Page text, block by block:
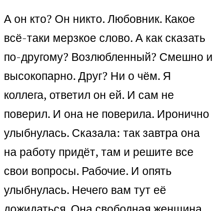
А он кто? Он никто. Любовник. Какое
всё-таки мерзкое слово. А как сказать
по-другому? Возлюбленный? Смешно и
высокопарно. Друг? Ни о чём. Я
коллега, ответил он ей. И сам не
поверил. И она не поверила. Иронично
улыбнулась. Сказала: так завтра она
на работу придёт, там и решите все
свои вопросы. Рабочие. И опять
улыбнулась. Нечего вам тут её